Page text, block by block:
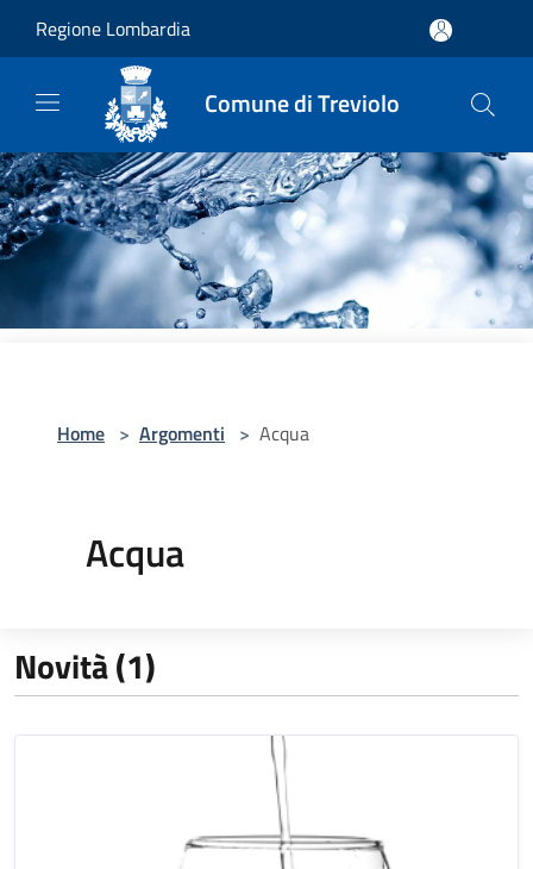
Regione Lombardia
Comune di Treviolo
Home > Argomenti > Acqua
Acqua
Novità (1)